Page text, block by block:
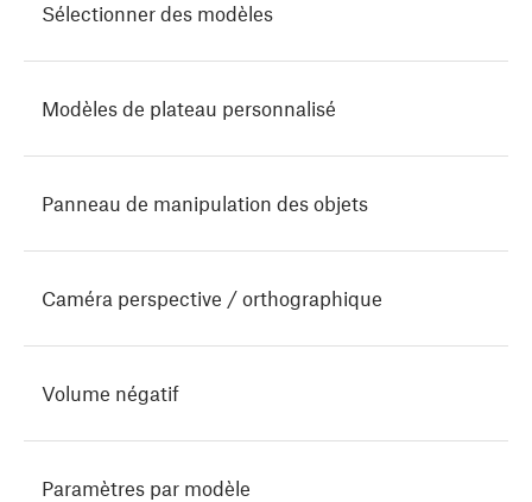
Sélectionner des modèles
Modèles de plateau personnalisé
Panneau de manipulation des objets
Caméra perspective / orthographique
Volume négatif
Paramètres par modèle